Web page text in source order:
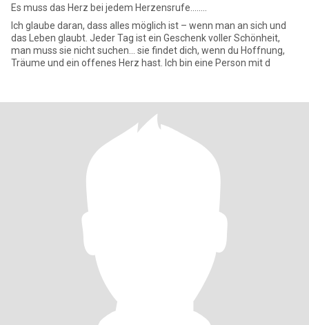
Es muss das Herz bei jedem Herzensrufe........
Ich glaube daran, dass alles möglich ist – wenn man an sich und
das Leben glaubt. Jeder Tag ist ein Geschenk voller Schönheit,
man muss sie nicht suchen... sie findet dich, wenn du Hoffnung,
Träume und ein offenes Herz hast. Ich bin eine Person mit d